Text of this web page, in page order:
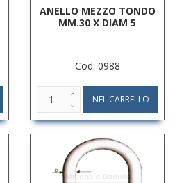
ANELLO MEZZO TONDO
MM.30 X DIAM 5
Cod: 0988